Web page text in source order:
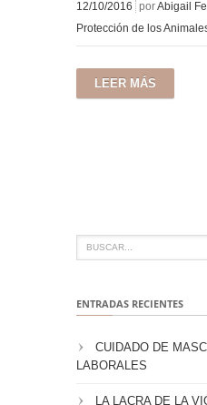
12/10/2016 porAbigail
Protección de los
LEER MÁS
ENTRADAS RECIENTES
CUIDADO DE
LABORALES
LA LACRA DE LA